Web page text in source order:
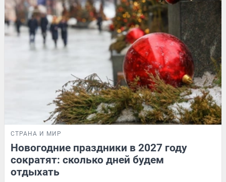
СТРАНА И МИР
Новогодние праздники в 2027 году
сократят: сколько дней будем
отдыхать